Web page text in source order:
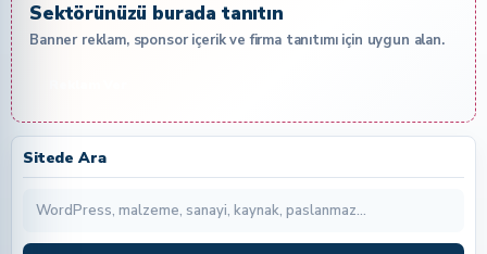
Sektörünüzü burada tanıtın
Banner reklam, sponsor içerik ve firma tanıtımı için uygun alan.
Sitede Ara